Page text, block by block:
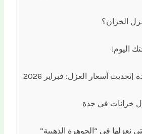
الخزان؟
اليوم!
أسعار العزل: فبراير 2026
خزانات في جدة
نعزلها في “الجوهرة الذهبية”